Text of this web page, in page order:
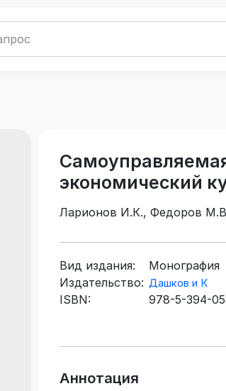
экономический
Ларионов И.К., Федоров
Вид издания:
Монография
Издательство: Дашков и К
ISBN: 978-5-394-
Аннотация